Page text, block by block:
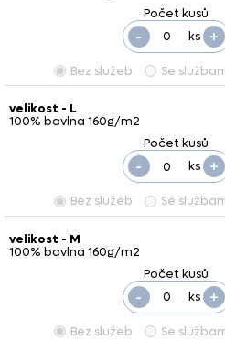
ks +
-
Bez služeb Se
velikost - L
100% bavlna 160g/m2
ks +
-
Bez služeb Se
velikost - M
100% bavlna 160g/m2
ks +
-
Bez služeb Se